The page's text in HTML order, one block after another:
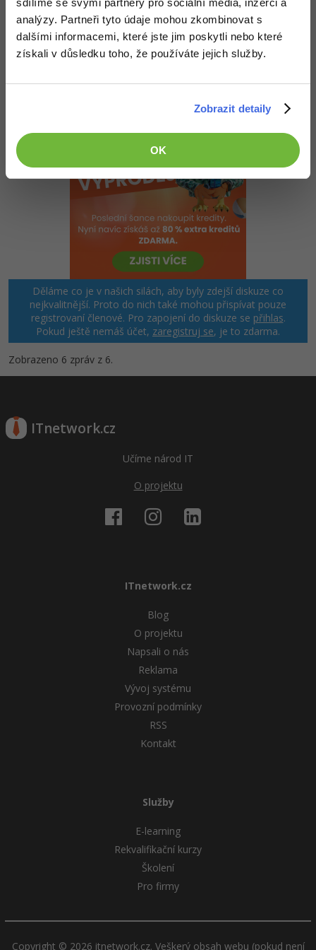
sdílíme se svými partnery pro sociální média, inzerci a
analýzy. Partneři tyto údaje mohou zkombinovat s
dalšími informacemi, které jste jim poskytli nebo které
získali v důsledku toho, že používáte jejich služby.
Zobrazit detaily
OK
Vyšší verze (Professional) lze bezplatně sehnat, pokud jste
studenti. Na Microsoft DreamSpeak by to stále mělo jít.
Samozřejmě to pak není na neomezenou dobu, minimálně dle
licence.
Děláme co je v našich silách, aby byly zdejší diskuze co
nejkvalitnější. Proto do nich také mohou přispívat pouze
registrovaní členové. Pro zapojení do diskuze se přihlas.
Pokud ještě nemáš účet, zaregistruj se, je to zdarma.
Zobrazeno 6 zpráv z 6.
ITnetwork.cz
Učíme národ IT
O projektu
ITnetwork.cz
Blog
O projektu
Napsali o nás
Reklama
Vývoj systému
Provozní podmínky
RSS
Kontakt
Služby
E-learning
Rekvalifikační kurzy
Školení
Pro firmy
Copyright © 2026 itnetwork.cz. Veškerý obsah webu (pokud není